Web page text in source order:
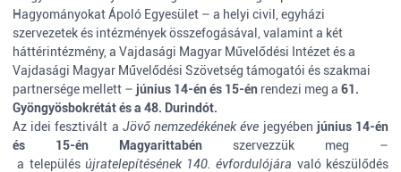
Hagyományokat Ápoló Egyesület – a helyi civil, egyházi
szervezetek és intézmények összefogásával, valamint a két
háttérintézmény, a Vajdasági Magyar Művelődési Intézet és a
Vajdasági Magyar Művelődési Szövetség támogatói és szakmai
partnersége mellett – június 14-én és 15-én rendezi meg a 61.
Gyöngyösbokrétát és a 48. Durindót.
Az idei fesztivált a Jövő nemzedékének éve jegyében június 14-én
és 15-én Magyarittabén szervezzük meg –
a településújratelepítésének 140. évfordulójára való készülődés